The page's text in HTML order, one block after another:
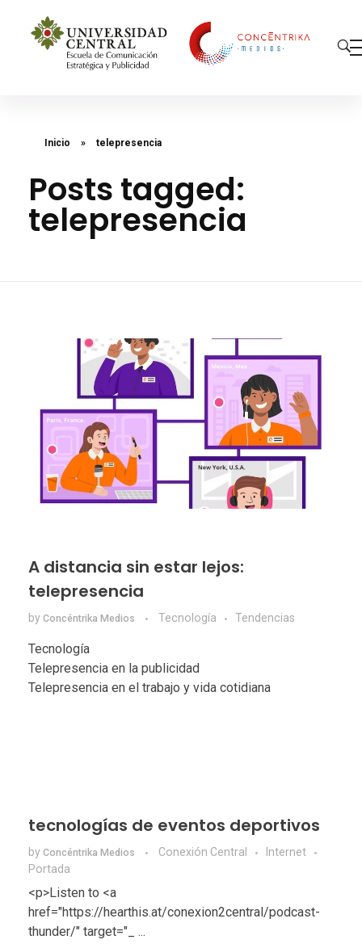
Inicio » telepresencia
Posts tagged:
telepresencia
A distancia sin estar lejos:
telepresencia
by Concéntrika Medios Tecnologí­a Tendencias
Tecnología
Telepresencia en la publicidad
Telepresencia en el trabajo y vida cotidiana
tecnologías de eventos deportivos
by Concéntrika Medios Conexión Central
Internet
Portada
<p>Listen to <a
href="https://hearthis.at/conexion2central/podcast-
thunder/" target="_ ...